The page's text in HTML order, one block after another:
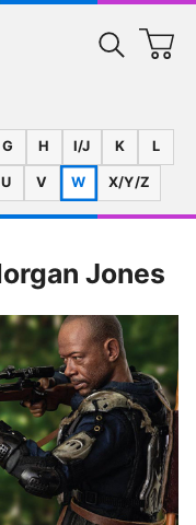
G H I/J K L
U V W X/Y/Z
Jones